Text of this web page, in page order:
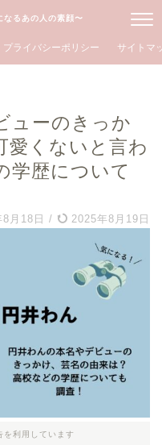
るあの人の素顔〜
プライバシーポリシー サイトマ
ューのきっか
愛くないと言わ
学歴について
月18日 / 2025年8月19日
利用しています